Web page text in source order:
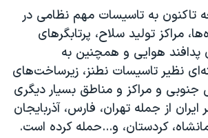
تاکنون به تاسیسات مهم نظامی در
مراکز تولید سلاح، پرتابگرهای
هوایی و همچنین به
نظیر تاسیسات نطنز، زیرساخت‌های
جنوبی و مراکز و مناطق بسیار دیگری
از جمله تهران، فارس، آذربایجان
کردستان، و...حمله کرده است.